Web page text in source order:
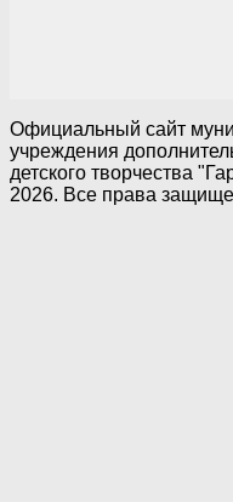
Официальный сайт
учреждения
детского творчества
2026. Все права